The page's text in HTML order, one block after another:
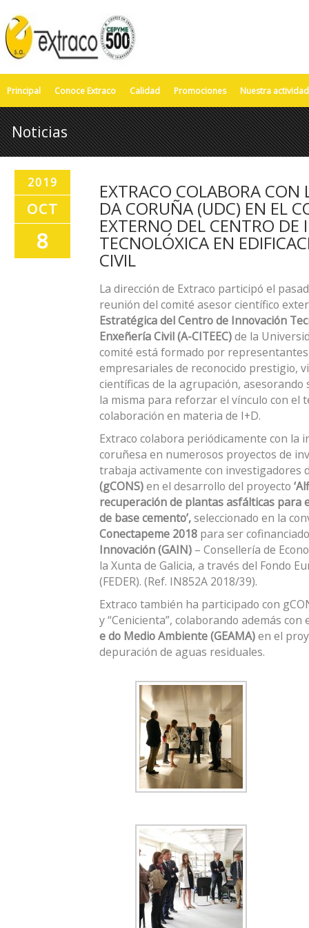
Principal Conoce Extraco Calidad Promociones Nuestra actividad
Noticias
2019
OCT
8
EXTRACO COLABORA CON
DA CORUÑA (UDC) EN EL
EXTERNO DEL CENTRO
TECNOLÓXICA EN
CIVIL
La dirección de Extraco participó el
reunión del comité asesor científico
Estratégica del Centro de Innovación
Enxeñería Civil (A-CITEEC)de la
comité está formado por
empresariales de reconocido prestigio,
científicas de la agrupación,
la misma para reforzar el vínculo con el
colaboración en materia de I+D.
Extraco colabora periódicamente con
coruñesa en numerosos proyectos de
trabaja activamente con investigadores
(gCONS)en el desarrollo del proyecto ‘
recuperación de plantas asfálticas para
de base cemento’,seleccionado en la
Conectapeme 2018 para ser
Innovación (GAIN) – Consellería de
la Xunta de Galicia, a través del Fondo
(FEDER). (Ref. IN852A 2018/39).
Extraco también ha participado con
y “Cenicienta”, colaborando además con
e do Medio Ambiente (GEAMA)en el
depuración de aguas residuales.